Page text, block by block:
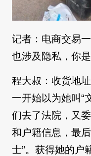
记者： 电商交易
也涉及隐私，你
程大叔：收货地
一开始以为她叫“
们去了法院，又
和户籍信息，最
士”。获得她的户